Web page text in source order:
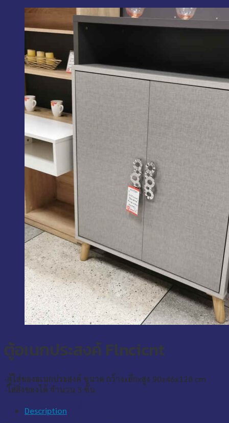
ตู้อเนกประสงค์ Flncicnt
-ตู้ใส่ของอเนกประสงค์ ขนาด กว้างxลึกxสูง 90x46x128 cm
-ใส่สิ่งของได้ จำนวน 3 ชั้น
*ราคานี้เฉพาะเมื่อสั่งซื้อบนเว็บไซต์เท่านั้น
Description